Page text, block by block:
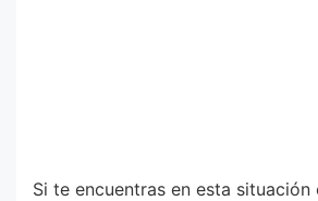
Si te encuentras en esta situación